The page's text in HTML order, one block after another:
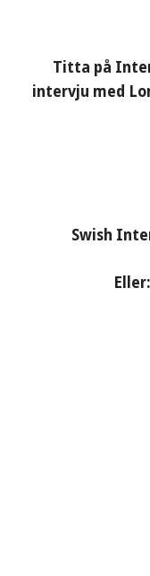
Titta på
intervju med
Swish